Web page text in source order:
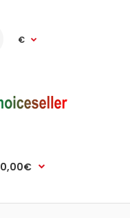
€
0,00€